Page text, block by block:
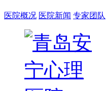
医院概况 医院新闻 专家团队